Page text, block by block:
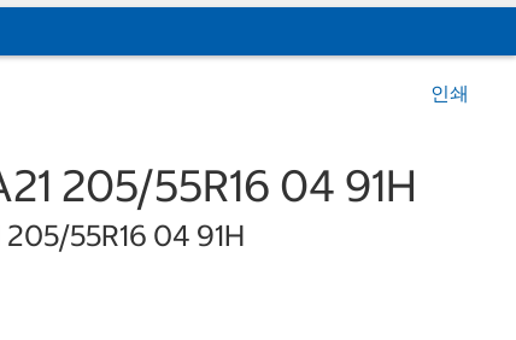
인쇄
205/55R16 04 91H
205/55R16 04 91H